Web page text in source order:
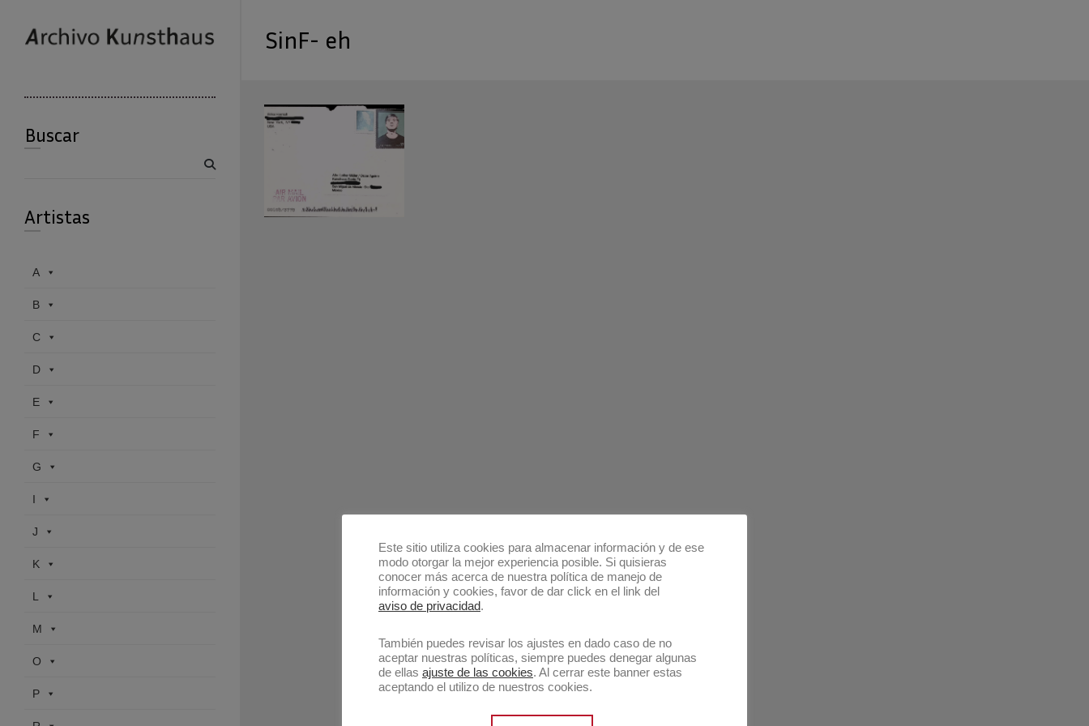
SinF- eh
Buscar
Artistas
A
B
C
D
E
F
G
I
J
K
L
M
O
P
Este sitio utiliza cookies para almacenar información y de ese
modo otorgar la mejor experiencia posible. Si quisieras
conocer más acerca de nuestra política de manejo de
información y cookies, favor de dar click en el link del
aviso de privacidad.
También puedes revisar los ajustes en dado caso de no
aceptar nuestras políticas, siempre puedes denegar algunas
de ellas ajuste de las cookies. Al cerrar este banner estas
aceptando el utilizo de nuestros cookies.